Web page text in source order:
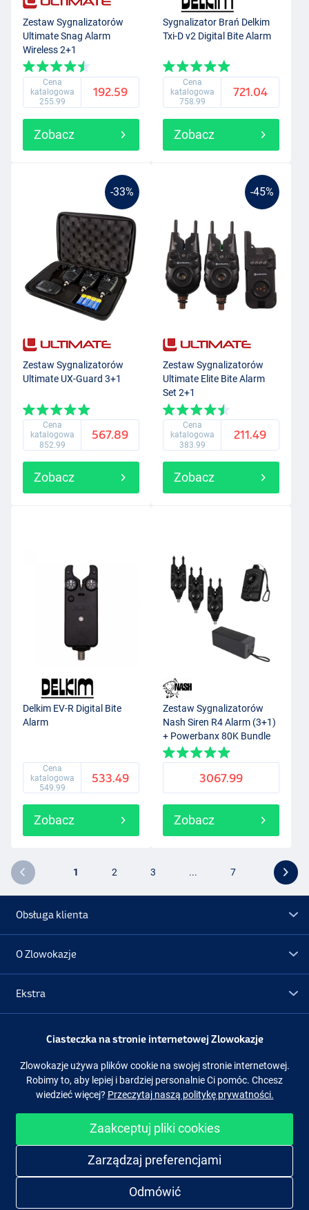
Zestaw Sygnalizatorów
Ultimate Snag Alarm
Wireless 2+1
Cena
katalogowa
255.99
192.59
Zobacz
Sygnalizator Brań Delkim
Txi-D v2 Digital Bite Alarm
Cena
katalogowa
758.99
721.04
Zobacz
-33%
Zestaw Sygnalizatorów
Ultimate UX-Guard 3+1
Cena
katalogowa
852.99
567.89
Zobacz
-45%
Zestaw Sygnalizatorów
Ultimate Elite Bite Alarm
Set 2+1
Cena
katalogowa
383.99
211.49
Zobacz
Delkim EV-R Digital Bite
Alarm
Cena
katalogowa
549.99
533.49
Zobacz
Zestaw Sygnalizatorów
Nash Siren R4 Alarm (3+1)
+ Powerbanx 80K Bundle
3067.99
Zobacz
1 2 3 ... 7
Obsługa klienta
O Zlowokazje
Ekstra
Promocje
Obserwuj nas Facebook Instagram
Ciasteczka na stronie internetowej Zlowokazje
Zlowokazje używa plików cookie na swojej stronie internetowej.
Robimy to, aby lepiej i bardziej personalnie Ci pomóc. Chcesz
wiedzieć więcej? Przeczytaj naszą politykę prywatności.
Zaakceptuj pliki cookies
Zarządzaj preferencjami
Odmówić